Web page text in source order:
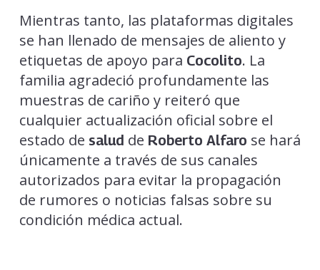
Mientras tanto, las plataformas digitales
se han llenado de mensajes de aliento y
etiquetas de apoyo para Cocolito. La
familia agradeció profundamente las
muestras de cariño y reiteró que
cualquier actualización oficial sobre el
estado de salud de Roberto Alfaro se hará
únicamente a través de sus canales
autorizados para evitar la propagación
de rumores o noticias falsas sobre su
condición médica actual.